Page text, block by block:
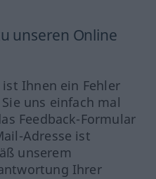
unseren Online
Ihnen ein Fehler
uns einfach mal
Feedback-Formular
Adresse ist
unserem
Ihrer